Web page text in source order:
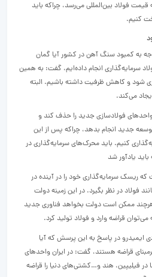
قیمت فولاد بین‌المللی می‌‌رسد، چراکه باید
کنیم.
به کمبود سنگ آهن در کشور آیا گمان
سرمایه‌‌گذاری انجام داده‌‌ایم، گفت: به همین
شود و کاهش ظرفیت داشته باشیم. البته
می‌کند.
فولادسازی جدید را حذف کند و
جدید انجام بدهد، چراکه پس از این
کنیم. باید محرک‌‌های سرمایه‌‌گذاری در
یادآور شد
سرمایه‌‌گذاری خود را در آینده در
فولاد در نظر بگیرد. در این زمینه دولت
ممکن است دولت بخواهد فناوری جدید
می‌توان قراضه وارد و فولاد تولید کرد.
ایمیدرو در پاسخ به این پرسش که آیا
قراضه هستند، گفت: در ایران واحدهای
در فیلیپین، هند و…کشتی‌‌های دنیا را قراضه